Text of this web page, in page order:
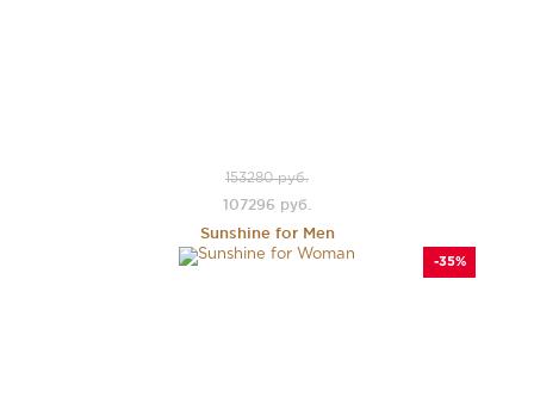
153280 руб.
107296 руб.
Sunshine for Men
-35%